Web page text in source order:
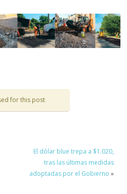
for this post
El dólar blue trepa a $1.020,
tras las últimas medidas
adoptadas por el Gobierno »